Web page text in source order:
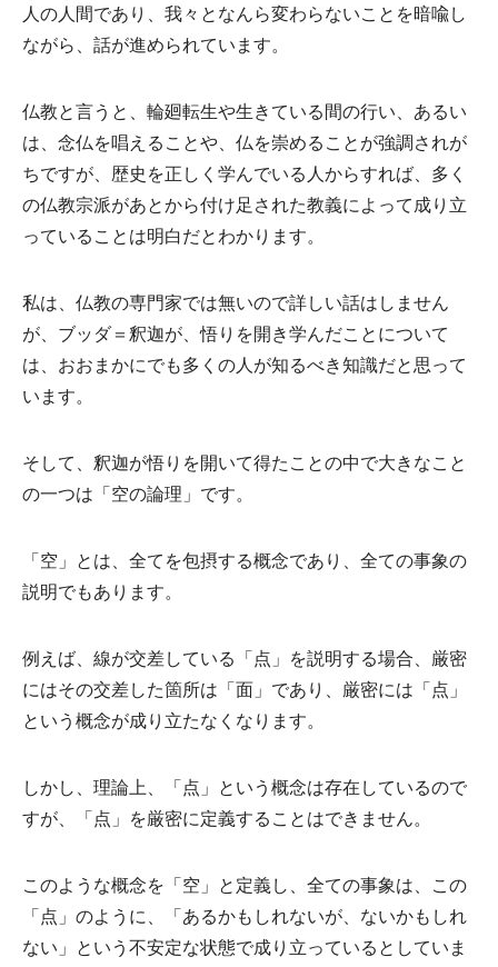
人の人間であり、我々となんら変わらないことを暗喩し
ながら、話が進められています。
仏教と言うと、輪廻転生や生きている間の行い、あるい
は、念仏を唱えることや、仏を崇めることが強調されが
ちですが、歴史を正しく学んでいる人からすれば、多く
の仏教宗派があとから付け足された教義によって成り立
っていることは明白だとわかります。
私は、仏教の専門家では無いので詳しい話はしません
が、ブッダ＝釈迦が、悟りを開き学んだことについて
は、おおまかにでも多くの人が知るべき知識だと思って
います。
そして、釈迦が悟りを開いて得たことの中で大きなこと
の一つは「空の論理」です。
「空」とは、全てを包摂する概念であり、全ての事象の
説明でもあります。
例えば、線が交差している「点」を説明する場合、厳密
にはその交差した箇所は「面」であり、厳密には「点」
という概念が成り立たなくなります。
しかし、理論上、「点」という概念は存在しているので
すが、「点」を厳密に定義することはできません。
このような概念を「空」と定義し、全ての事象は、この
「点」のように、「あるかもしれないが、ないかもしれ
ない」という不安定な状態で成り立っているとしていま